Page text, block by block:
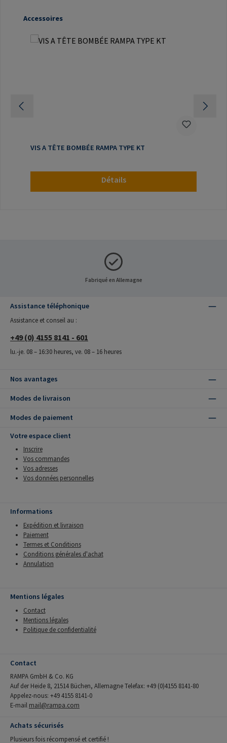
Ignorer la galerie de produits
Accessoires
VIS A TÊTE BOMBÉE RAMPA TYPE KT
Détails
Fabriqué en Allemagne
Assistance téléphonique
Assistance et conseil au :
+49 (0) 4155 8141 - 601
lu.-je. 08 – 16:30 heures, ve. 08 – 16 heures
Nos avantages
Modes de livraison
Modes de paiement
Votre espace client
Inscrire
Vos commandes
Vos adresses
Vos données personnelles
Informations
Expédition et livraison
Paiement
Termes et Conditions
Conditions générales d'achat
Annulation
Mentions légales
Contact
Mentions légales
Politique de confidentialité
Contact
RAMPA GmbH & Co. KG
Auf der Heide 8, 21514 Büchen, Allemagne Telefax: +49 (0)4155 8141-80
Appelez-nous: +49 4155 8141-0
E-mail mail@rampa.com
Achats sécurisés
Plusieurs fois récompensé et certifié !